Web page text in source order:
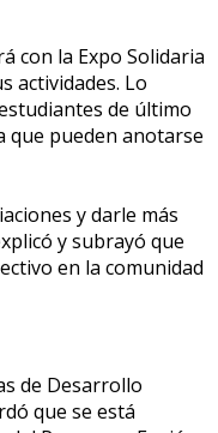
con la Expo Solidaria
actividades. Lo
de último
que pueden anotarse
y darle más
y subrayó que
en la comunidad
de Desarrollo
que se está